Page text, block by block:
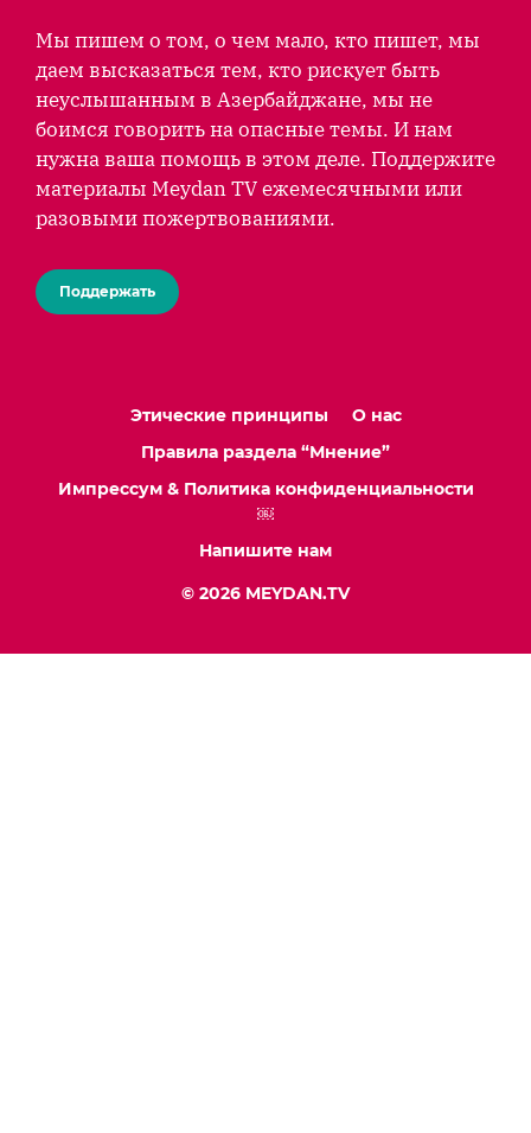
Мы пишем о том, о чем мало, кто пишет, мы
даем высказаться тем, кто рискует быть
неуслышанным в Азербайджане, мы не
боимся говорить на опасные темы. И нам
нужна ваша помощь в этом деле. Поддержите
материалы Meydan TV ежемесячными или
разовыми пожертвованиями.
Поддержать
Этические принципы
О нас
Правила раздела “Мнение”
Импрессум & Политика конфиденциальности
￼
Напишите нам
© 2026 MEYDAN.TV